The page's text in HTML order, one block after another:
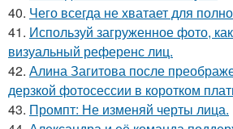
40. Чего всегда не хватает для
41. Используй загруженное фото,
визуальный референс лиц.
42. Алина Загитова после
дерзкой фотосессии в коротком
43. Промпт: Не изменяй черты лица.